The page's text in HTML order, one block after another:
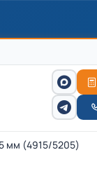
мм (4915/5205)